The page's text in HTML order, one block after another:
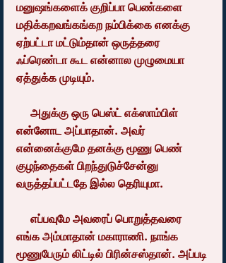
மனுஷங்களைக் குறிப்பா பெண்களை
மதிக்கறவங்கங்கற நம்பிக்கை எனக்கு
ஏற்பட்டா மட்டும்தான் ஒருத்தரை
ஃப்ரெண்டா கூட என்னால முழுமையா
ஏத்துக்க முடியும்.
என்னோட அப்பாதான். அவர்
என்னைக்குமே தனக்கு மூணு பெண்
குழந்தைகள் பிறந்துடுச்சேன்னு
வருத்தப்பட்டதே இல்ல தெரியுமா.
எங்க அம்மாதான் மகாராணி. நாங்க
மூணுபேரும் லிட்டில் பிரின்சஸ்தான். அப்படி